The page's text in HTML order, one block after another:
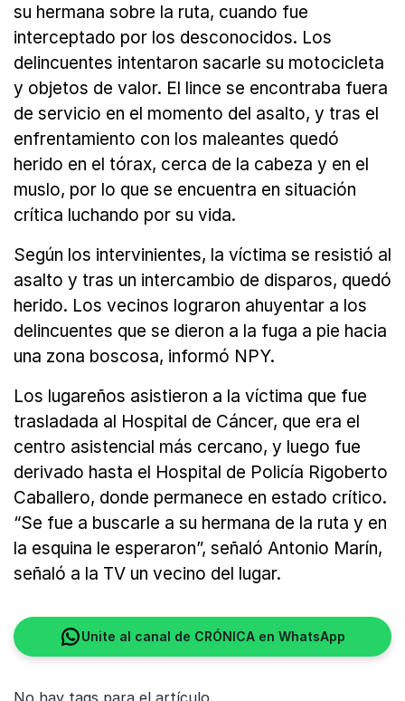
su hermana sobre la ruta, cuando fue
interceptado por los desconocidos. Los
delincuentes intentaron sacarle su motocicleta
y objetos de valor. El lince se encontraba fuera
de servicio en el momento del asalto, y tras el
enfrentamiento con los maleantes quedó
herido en el tórax, cerca de la cabeza y en el
muslo, por lo que se encuentra en situación
crítica luchando por su vida.
Según los intervinientes, la víctima se resistió al
asalto y tras un intercambio de disparos, quedó
herido. Los vecinos lograron ahuyentar a los
delincuentes que se dieron a la fuga a pie hacia
una zona boscosa, informó NPY.
Los lugareños asistieron a la víctima que fue
trasladada al Hospital de Cáncer, que era el
centro asistencial más cercano, y luego fue
derivado hasta el Hospital de Policía Rigoberto
Caballero, donde permanece en estado crítico.
“Se fue a buscarle a su hermana de la ruta y en
la esquina le esperaron”, señaló Antonio Marín,
señaló a la TV un vecino del lugar.
Unite al canal de CRÓNICA en WhatsApp